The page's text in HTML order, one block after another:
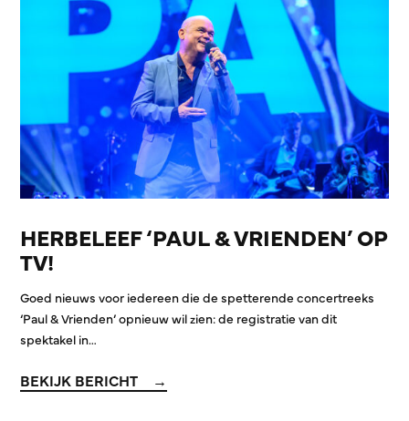
HERBELEEF ‘PAUL & VRIENDEN’ OP
TV!
Goed nieuws voor iedereen die de spetterende concertreeks
‘Paul & Vrienden’ opnieuw wil zien: de registratie van dit
spektakel in…
BEKIJK BERICHT